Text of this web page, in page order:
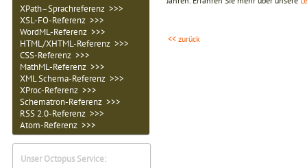
XPath–Sprachreferenz >>>
XSL-FO-Referenz >>>
WordML-Referenz >>>
HTML/XHTML-Referenz >>>
CSS-Referenz >>>
MathML-Referenz >>>
XML Schema-Referenz >>>
XProc-Referenz >>>
Schematron-Referenz >>>
RSS 2.0-Referenz >>>
Atom-Referenz >>>
Unser Octopus Service:
<< zurück